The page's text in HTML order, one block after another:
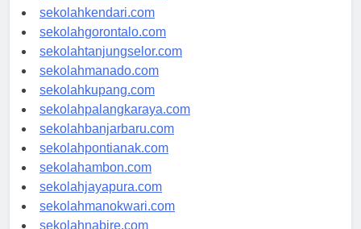
sekolahmakassar.com
sekolahkendari.com
sekolahgorontalo.com
sekolahtanjungselor.com
sekolahmanado.com
sekolahkupang.com
sekolahpalangkaraya.com
sekolahbanjarbaru.com
sekolahpontianak.com
sekolahambon.com
sekolahjayapura.com
sekolahmanokwari.com